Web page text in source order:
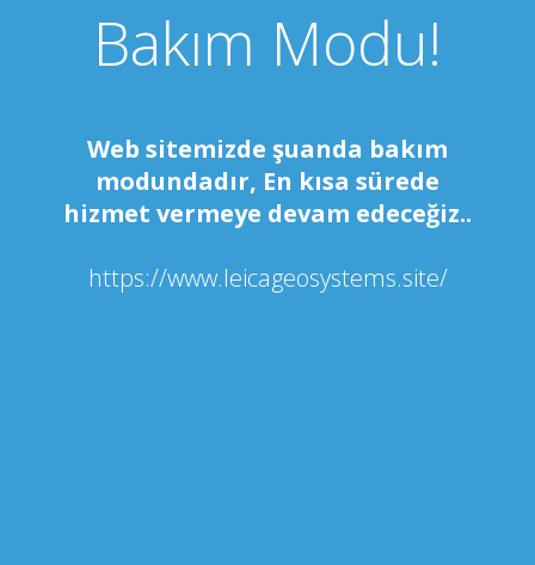
Bakım Modu!
Web sitemizde şuanda bakım
modundadır, En kısa sürede
hizmet vermeye devam edeceğiz..
https://www.leicageosystems.site/